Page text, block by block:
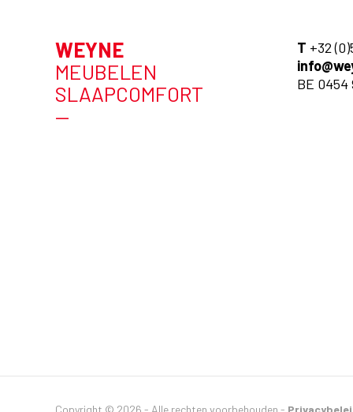
WEYNE
MEUBELEN
SLAAPCOMFORT
—
T +32
BE 0454
Copyright © 2026 - Alle rechten voorbehouden -